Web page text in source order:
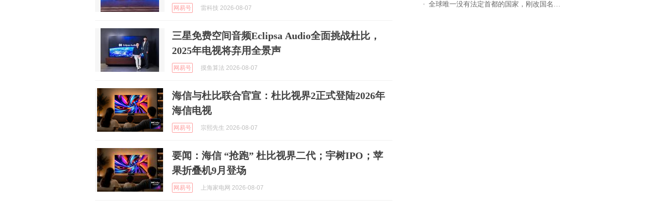
网易号 雷科技 2026-08-07
三星免费空间音频Eclipsa Audio全面挑战杜比，
2025年电视将弃用全景声
网易号 摸鱼算法 2026-08-07
海信与杜比联合官宣：杜比视界2正式登陆2026年
海信电视
网易号 宗熙先生 2026-08-07
要闻：海信 “抢跑” 杜比视界二代；宇树IPO；苹
果折叠机9月登场
网易号 上海家电网 2026-08-07
全球唯一没有法定首都的国家，刚改国名，总统就邀请中国大使骑行绕了几乎整个国境线一圈，还曾两次到中国寻根